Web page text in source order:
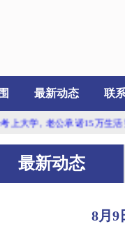
最新动态 联
大学, 老公承诺15万生活
最新动态
8月9